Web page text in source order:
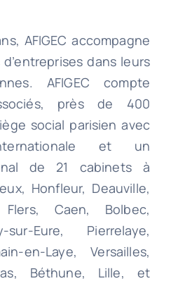
AFIGEC accompagne
dans leurs
AFIGEC compte
près de 400
social parisien avec
et un
de 21 cabinets à
Honfleur, Deauville,
Caen, Bolbec,
sur-Eure, Pierrelaye,
en-Laye, Versailles,
Béthune, Lille, et